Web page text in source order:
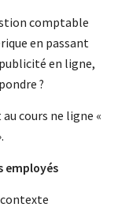
comptable
en passant
en ligne,
?
cours ne ligne «
employés